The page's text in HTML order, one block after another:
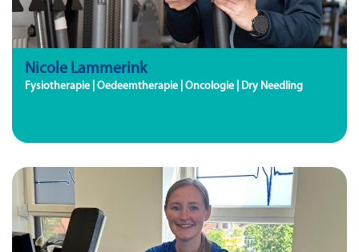
Nicole Lammerink
Fysiotherapie | Oedeemtherapie | Oncologie | Dry Needling